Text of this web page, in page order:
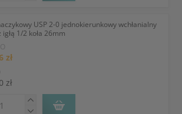
USP 2-0 jednokierunkowy wchłanialny
igłą 1/2 koła 26mm
zł
zł